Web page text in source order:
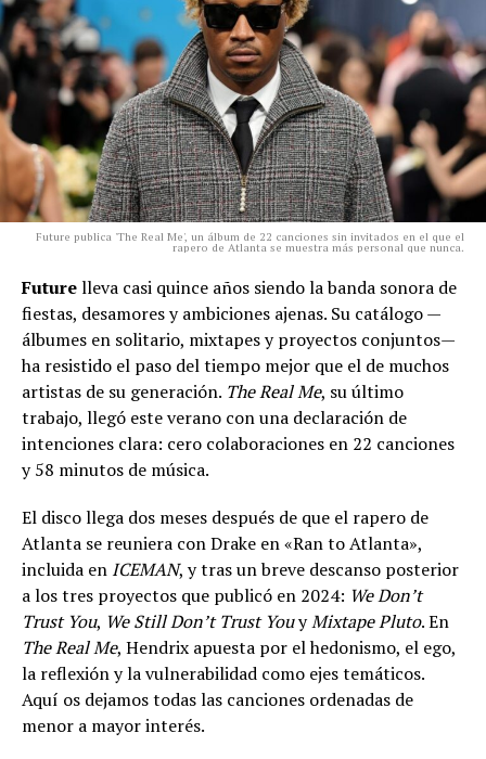
Future publica 'The Real Me', un álbum de 22 canciones sin invitados en el que el
rapero de Atlanta se muestra más personal que nunca.
Futurelleva casi quince años siendo la banda sonora de
fiestas, desamores y ambiciones ajenas. Su catálogo —
álbumes en solitario, mixtapes y proyectos conjuntos—
ha resistido el paso del tiempo mejor que el de muchos
artistas de su generación. The Real Me, su último
trabajo, llegó este verano con una declaración de
intenciones clara: cero colaboraciones en 22 canciones
y 58 minutos de música.
El disco llega dos meses después de que el rapero de
Atlanta se reuniera con Drake en «Ran to Atlanta»,
incluida en ICEMAN, y tras un breve descanso posterior
a los tres proyectos que publicó en 2024: We Don’t
Trust You, We Still Don’t Trust YouyMixtape Pluto. En
The Real Me, Hendrix apuesta por el hedonismo, el ego,
la reflexión y la vulnerabilidad como ejes temáticos.
Aquí os dejamos todas las canciones ordenadas de
menor a mayor interés.